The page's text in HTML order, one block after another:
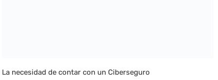
La necesidad de contar con un Ciberseguro